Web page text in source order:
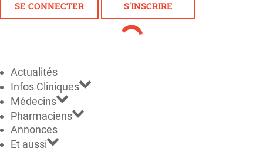
SE CONNECTER S'INSCRIRE
Actualités
Infos Cliniques
Médecins
Pharmaciens
Annonces
Et aussi